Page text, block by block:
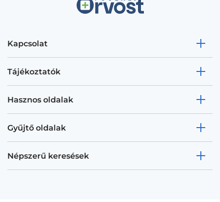
Kapcsolat
Tájékoztatók
Hasznos oldalak
Gyűjtő oldalak
Népszerű keresések